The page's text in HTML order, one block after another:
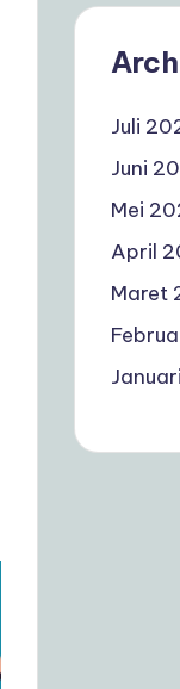
Juli
Juni
Mei
April
Maret